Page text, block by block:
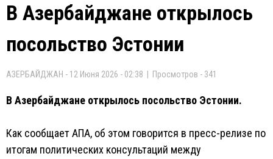
В Азербайджане открылось
посольство Эстонии
АЗЕРБАЙДЖАН - 12 Июня 2026 - 02:38 | Просмотров - 341
В Азербайджане открылось посольство Эстонии.
Как сообщает AПA, об этом говорится в пресс-релизе по
итогам политических консультаций между